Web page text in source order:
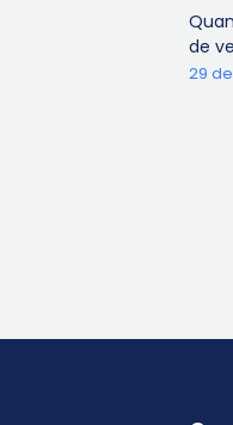
de
29